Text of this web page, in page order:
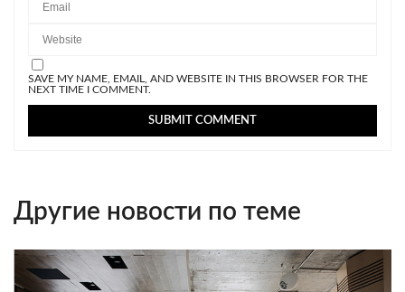
SAVE MY NAME, EMAIL, AND WEBSITE IN THIS BROWSER FOR THE
NEXT TIME I COMMENT.
Другие новости по теме